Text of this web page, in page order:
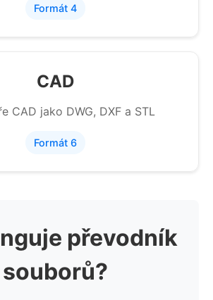
Formát 4
CAD
CAD jako DWG, DXF a STL
Formát 6
převodník
souborů?